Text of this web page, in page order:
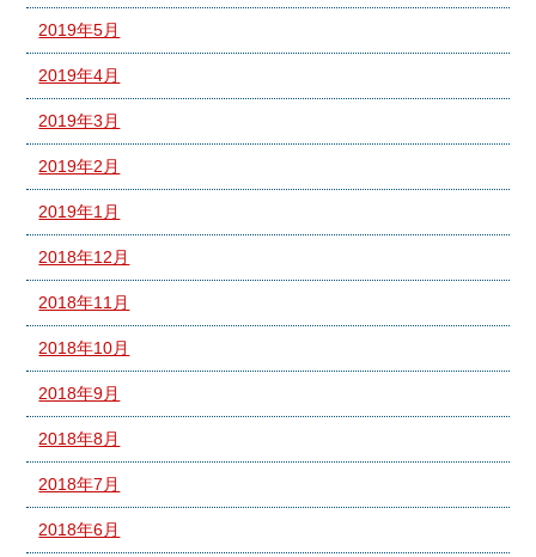
2019年5月
2019年4月
2019年3月
2019年2月
2019年1月
2018年12月
2018年11月
2018年10月
2018年9月
2018年8月
2018年7月
2018年6月